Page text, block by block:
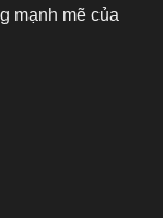
mạnh mẽ của